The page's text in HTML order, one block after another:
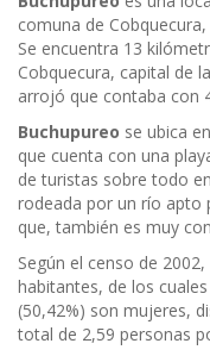
comuna de
Se encuentra 13
Cobquecura, capital de
arrojó que contaba con
Buchupureo se ubica
que cuenta con una
de turistas sobre todo
rodeada por un río apto
que, también es muy
Según el censo de
habitantes, de los
(50,42%) son mujeres,
total de 2,59 personas